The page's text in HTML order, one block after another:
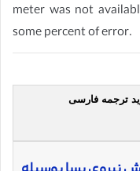
meter was not
some percent of error.
ترجمه فارسی